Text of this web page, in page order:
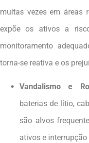
muitas vezes em áreas
expõe os ativos a
monitoramento
torna-se reativa e os
Vandalismo e
baterias de lítio,
são alvos
ativos e interrupção